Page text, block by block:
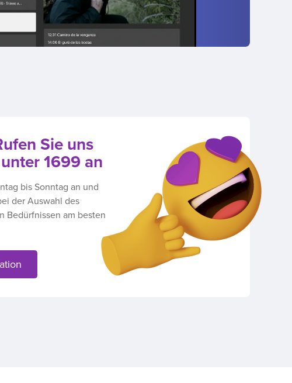
Sie uns
1699 an
bis Sonntag an und
der Auswahl des
Bedürfnissen am besten